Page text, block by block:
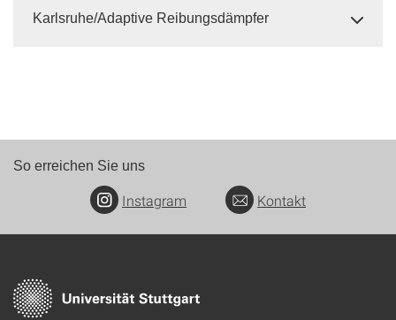
Karlsruhe/Adaptive Reibungsdämpfer
So erreichen Sie uns
Instagram Kontakt